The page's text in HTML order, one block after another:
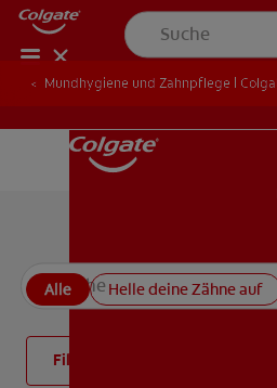
Mundhygiene und Zahnpflege |
Alle Helle deine Zähne auf
Filter